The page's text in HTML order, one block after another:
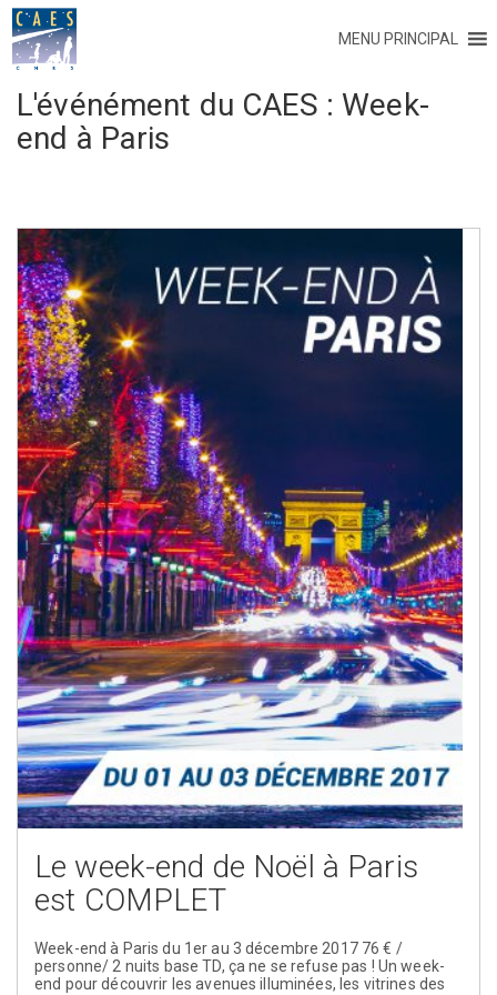
MENU PRINCIPAL
L'événément du CAES : Week-
end à Paris
Le week-end de Noël à Paris
est COMPLET
Week-end à Paris du 1er au 3 décembre 2017 76 € /
personne/ 2 nuits base TD, ça ne se refuse pas ! Un week-
end pour découvrir les avenues illuminées, les vitrines des